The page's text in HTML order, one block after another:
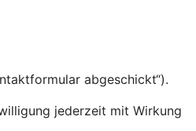
abgeschickt“).
jederzeit mit Wirkung